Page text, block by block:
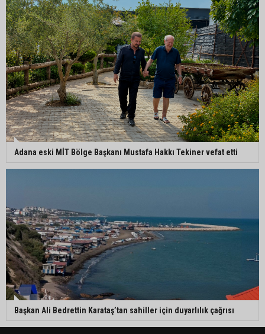
Adana eski MİT Bölge Başkanı Mustafa Hakkı Tekiner vefat etti
Başkan Ali Bedrettin Karataş’tan sahiller için duyarlılık çağrısı